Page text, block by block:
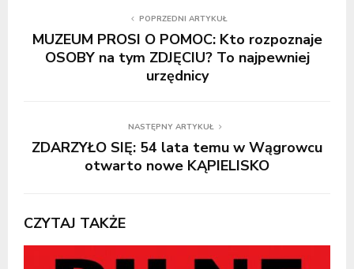
POPRZEDNI ARTYKUŁ
MUZEUM PROSI O POMOC: Kto rozpoznaje
OSOBY na tym ZDJĘCIU? To najpewniej
urzędnicy
NASTĘPNY ARTYKUŁ
ZDARZYŁO SIĘ: 54 lata temu w Wągrowcu
otwarto nowe KĄPIELISKO
CZYTAJ TAKŻE